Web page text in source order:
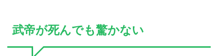
武帝が死んでも驚かない